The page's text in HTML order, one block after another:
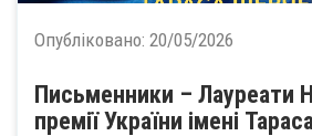
Опубліковано: 20/05/2026
Письменники – Лауреати
премії України імені